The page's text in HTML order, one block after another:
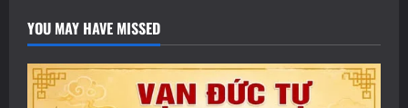
YOU MAY HAVE MISSED